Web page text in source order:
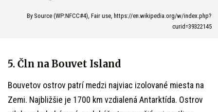
By Source (WP:NFCC#4), Fair use, https://en.wikipedia.org/w/index.php?
curid=39322145
5. Čln na Bouvet Island
Bouvetov ostrov patrí medzi najviac izolované miesta na
Zemi. Najbližšie je 1700 km vzdialená Antarktída. Ostrov